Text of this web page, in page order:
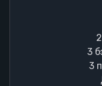
3
3